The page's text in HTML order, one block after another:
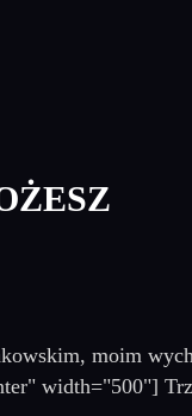
moim
width="500"]